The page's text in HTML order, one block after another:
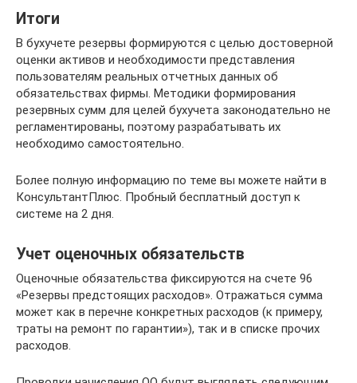
Итоги
В бухучете резервы формируются с целью достоверной
оценки активов и необходимости представления
пользователям реальных отчетных данных об
обязательствах фирмы. Методики формирования
резервных сумм для целей бухучета законодательно не
регламентированы, поэтому разрабатывать их
необходимо самостоятельно.
Более полную информацию по теме вы можете найти в
КонсультантПлюс. Пробный бесплатный доступ к
системе на 2 дня.
Учет оценочных обязательств
Оценочные обязательства фиксируются на счете 96
«Резервы предстоящих расходов». Отражаться сумма
может как в перечне конкретных расходов (к примеру,
траты на ремонт по гарантии»), так и в списке прочих
расходов.